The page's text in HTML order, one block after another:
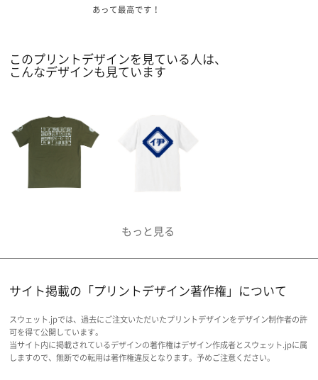
あって最高です！
このプリントデザインを見ている人は、
こんなデザインも見ています
サイト掲載の「プリントデザイン著作権」について
スウェット.jpでは、過去にご注文いただいたプリントデザインをデザイン制作者の許
可を得て公開しています。
当サイト内に掲載されているデザインの著作権はデザイン作成者とスウェット.jpに属
しますので、無断での転用は著作権違反となります。予めご注意ください。